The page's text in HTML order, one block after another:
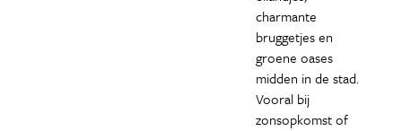
charmante
bruggetjes en
groene oases
midden in de stad.
Vooral bij
zonsopkomst of